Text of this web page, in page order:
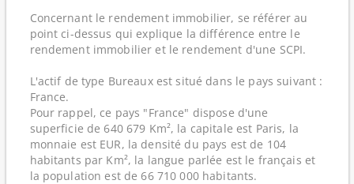
Concernant le rendement immobilier, se référer au
point ci-dessus qui explique la différence entre le
rendement immobilier et le rendement d'une SCPI.
L'actif de type Bureaux est situé dans le pays suivant :
France.
Pour rappel, ce pays "France" dispose d'une
superficie de 640 679 Km², la capitale est Paris, la
monnaie est EUR, la densité du pays est de 104
habitants par Km², la langue parlée est le français et
la population est de 66 710 000 habitants.